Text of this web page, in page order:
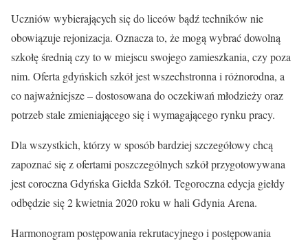
Uczniów wybierających się do liceów bądź techników nie
obowiązuje rejonizacja. Oznacza to, że mogą wybrać dowolną
szkołę średnią czy to w miejscu swojego zamieszkania, czy poza
nim. Oferta gdyńskich szkół jest wszechstronna i różnorodna, a
co najważniejsze – dostosowana do oczekiwań młodzieży oraz
potrzeb stale zmieniającego się i wymagającego rynku pracy.
Dla wszystkich, którzy w sposób bardziej szczegółowy chcą
zapoznać się z ofertami poszczególnych szkół przygotowywana
jest coroczna Gdyńska Giełda Szkół. Tegoroczna edycja giełdy
odbędzie się 2 kwietnia 2020 roku w hali Gdynia Arena.
Harmonogram postępowania rekrutacyjnego i postępowania